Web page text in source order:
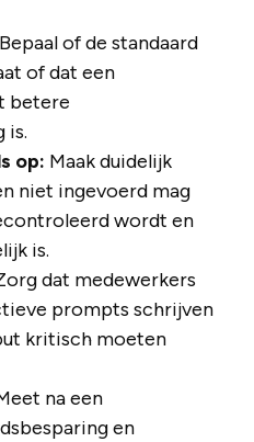
Bepaal of de standaard
of dat een
betere
is.
op: Maak duidelijk
niet ingevoerd mag
wordt en
is.
dat medewerkers
prompts schrijven
kritisch moeten
na een
en